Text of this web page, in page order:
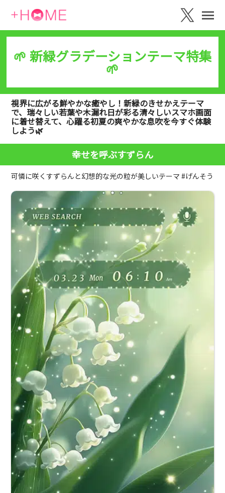
🌱 新緑グラデーションテーマ特集
🌱
視界に広がる鮮やかな癒やし！新緑のきせかえテーマ
で、瑞々しい若葉や木漏れ日が彩る清々しいスマホ画面
に着せ替えて、心躍る初夏の爽やかな息吹を今すぐ体験
しよう🌿
幸せを呼ぶすずらん
可憐に咲くすずらんと幻想的な光の粒が美しいテーマ #げんそう